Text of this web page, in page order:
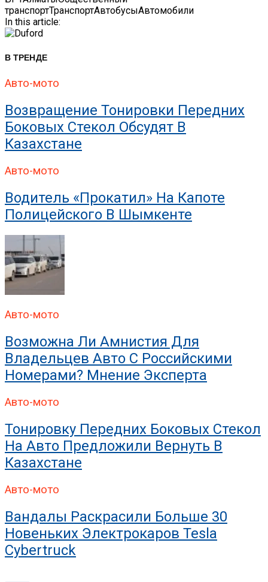
транспортТранспортАвтобусыАвтомобили
In this article:
В ТРЕНДЕ
Авто-мото
Возвращение Тонировки Передних
Боковых Стекол Обсудят В
Казахстане
Авто-мото
Водитель «прокатил» На Капоте
Полицейского В Шымкенте
Авто-мото
Возможна Ли Амнистия Для
Владельцев Авто С Российскими
Номерами? Мнение Эксперта
Авто-мото
Тонировку Передних Боковых Стекол
На Авто Предложили Вернуть В
Казахстане
Авто-мото
Вандалы Раскрасили Больше 30
Новеньких Электрокаров Tesla
Cybertruck